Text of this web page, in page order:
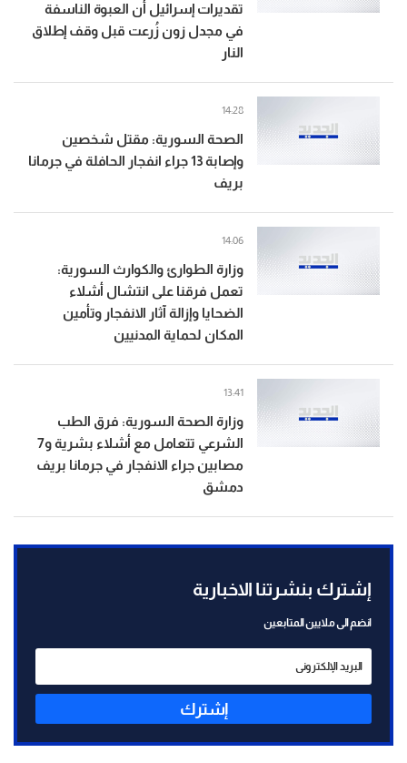
تقديرات إسرائيل أن العبوة الناسفة
في مجدل زون زُرعت قبل وقف إطلاق
النار
الصحة السورية: مقتل شخصين
وإصابة 13 جراء انفجار الحافلة في جرمانا
بريف
14:28
وزارة الطوارئ والكوارث السورية:
تعمل فرقنا على انتشال أشلاء
الضحايا وإزالة آثار الانفجار وتأمين
المكان لحماية المدنيين
14:06
وزارة الصحة السورية: فرق الطب
الشرعي تتعامل مع أشلاء بشرية و7
مصابين جراء الانفجار في جرمانا بريف
دمشق
13:41
إشترك بنشرتنا الاخبارية
انضم الى ملايين المتابعين
إشترك